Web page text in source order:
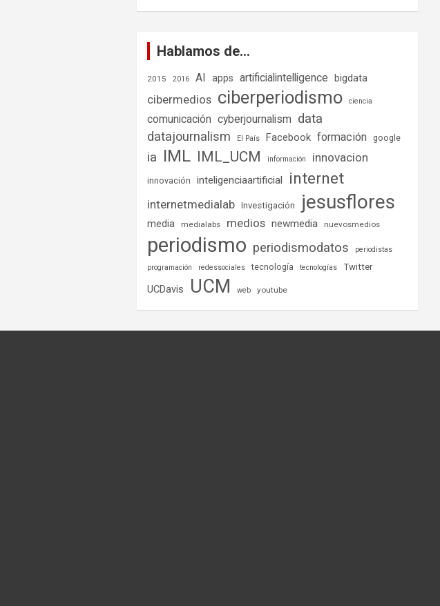
Hablamos de…
2015 2016 AI apps artificialintelligence bigdata
cibermedios ciberperiodismo ciencia
comunicación cyberjournalism data
datajournalism El País Facebook formación google
ia IML IML_UCM información innovacion
innovación inteligenciaartificial internet
internetmedialab Investigación jesusflores
media medialabs medios newmedia nuevosmedios
periodismo periodismodatos
periodistas
programación
redessociales tecnología tecnologías Twitter
UCDavis UCM web youtube